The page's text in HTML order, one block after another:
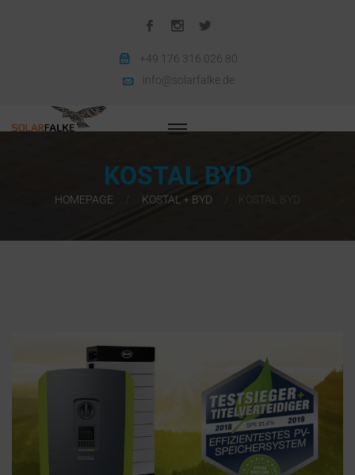
+49 176 316 026 80
info@solarfalke.de
KOSTAL BYD
HOMEPAGE KOSTAL + BYD KOSTAL BYD